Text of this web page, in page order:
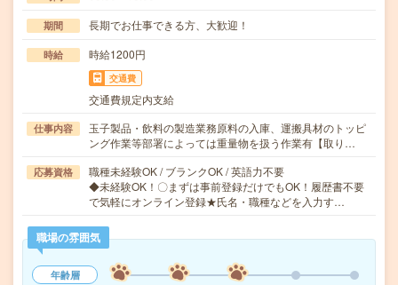
期間 長期でお仕事できる方、大歓迎！
時給 時給1200円
交通費
交通費規定内支給
仕事内容
玉子製品・飲料の製造業務原料の入庫、運搬具材のトッピ
ング作業等部署によっては重量物を扱う作業有【取り…
応募資格
職種未経験OK / ブランクOK / 英語力不要
◆未経験OK！〇まずは事前登録だけでもOK！履歴書不要
で気軽にオンライン登録★氏名・職種などを入力す…
職場の雰囲気
年齢層